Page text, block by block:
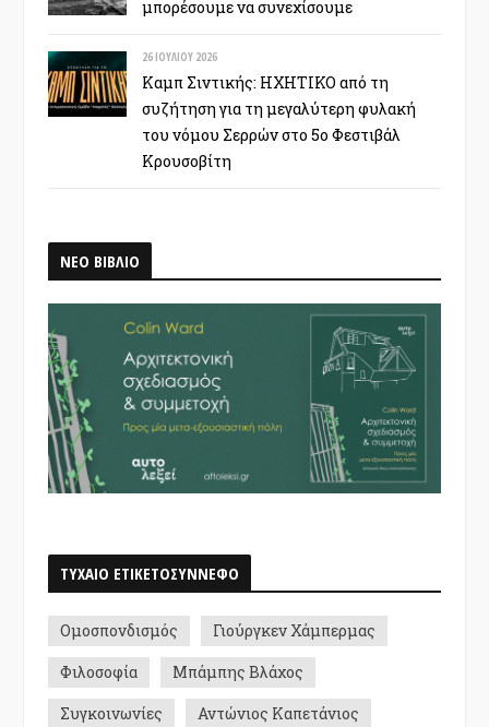
μπορέσουμε να συνεχίσουμε
26 ΙΟΥΛΊΟΥ 2026
Καμπ Σιντικής: ΗΧΗΤΙΚΟ από τη
συζήτηση για τη μεγαλύτερη φυλακή
του νόμου Σερρών στο 5ο Φεστιβάλ
Κρουσοβίτη
ΝΕΟ ΒΙΒΛΙΟ
ΤΥΧΑΙΟ ΕΤΙΚΕΤΟΣΥΝΝΕΦΟ
Ομοσπονδισμός
Γιούργκεν Χάμπερμας
Φιλοσοφία
Μπάμπης Βλάχος
Συγκοινωνίες
Αντώνιος Καπετάνιος